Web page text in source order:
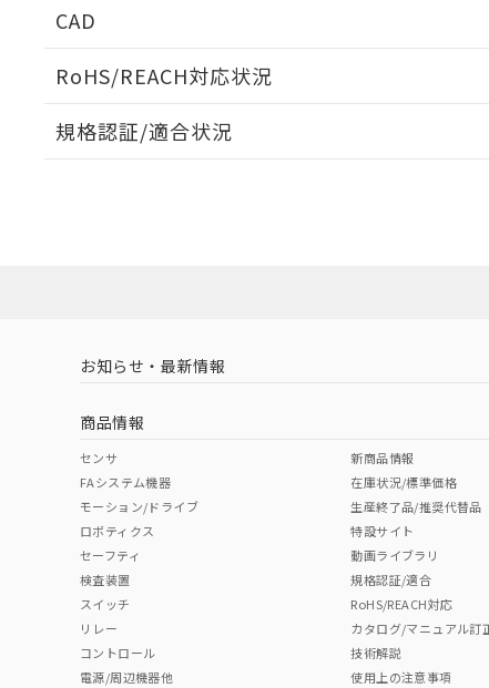
電気的:
適合負荷領域図
CAD
RoHS/REACH対応状況
EU RoHS 注意事項・凡例
中国 RoHS 注意事項・凡例
中国 RoHS表
Pb Hg
"対応済み"や非含有の記載がされた商品であっても、流
規格認証/適合状況
（イギリス
（ノルウェー
お知らせ・最新情報
商品情報
センサ
FAシステム機器
モーション/ドライブ
ロボティクス
セーフティ
検査装置
スイッチ
リレー
コントロール
電源/周辺機器他
新商品情報
在庫状況/標準価格
生産終了品/推奨代替品
特設サイト
動画ライブラリ
規格認証/適合
RoHS/REACH対応
カタログ/マニュアル訂
技術解説
使用上の注意事項